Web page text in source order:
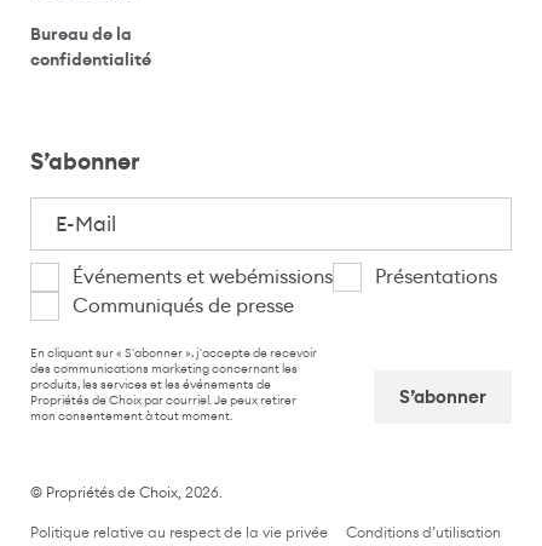
Bureau de la
confidentialité(ouvre votre application de messagerie)
S’abonner
Mail (Nécessaire)
suis
intéressé(e)
par
Événements et webémissions
Présentations
Communiqués de presse
En cliquant sur « S'abonner », j'accepte de recevoir
des communications marketing concernant les
produits, les services et les événements de
Propriétés de Choix par courriel. Je peux retirer
mon consentement à tout moment.
© Propriétés de Choix, 2026.
Politique relative au respect de la vie privée
Conditions d’utilisation